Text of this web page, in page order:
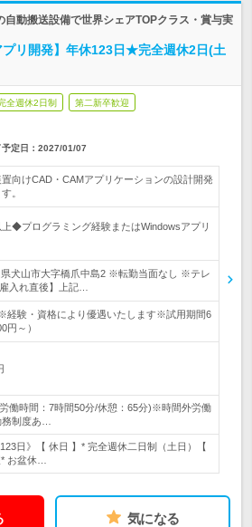
自動搬送設備で世界シェアTOPクラス・賞与実
プリ開発】年休123日★完全週休2日(土
全週休2日制 第二新卒歓迎
定日： 2027/01/07
向けCAD・CAMアプリケーションの設計開発
。
◆プログラミング経験またはWindowsアプリ
犬山市大字橋爪中島2 ※転勤当面なし ※テレ
入れ直後】上記…
経験・資格により優遇いたします※試用期間6
円～）
働時間：7時間50分/休憩：65分)※時間外労働
制度あ…
日》【 休日 】* 完全週休二日制（土日）【
お盆休…
気になる